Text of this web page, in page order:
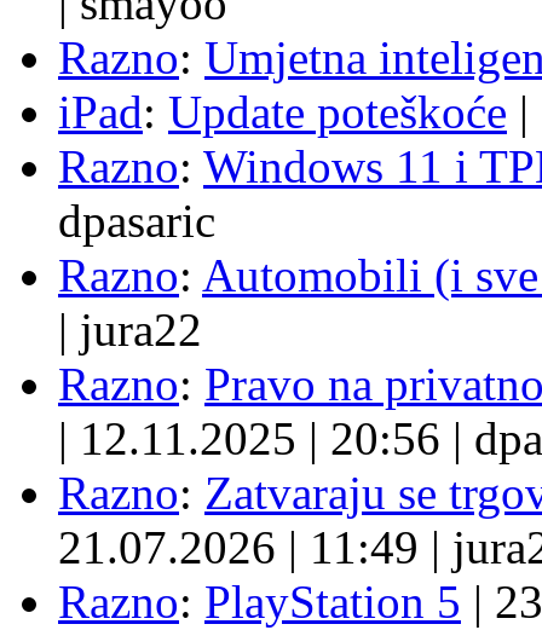
Razno: Umjetna
iPad: Update poteškoće |
Razno: Windows 11 i
dpasaric
Razno: Automobili (i
| jura22
Razno: Pravo na
| 12.11.2025 | 20:56 |
Razno: Zatvaraju se
21.07.2026 | 11:49 |
Razno: PlayStation 5 |